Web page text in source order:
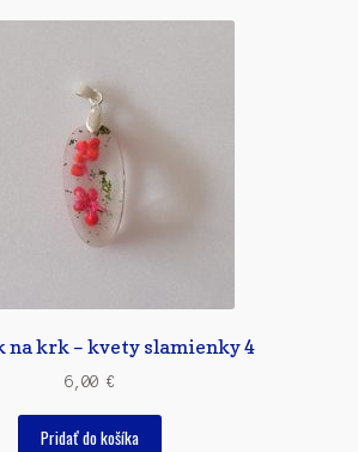
na krk – kvety slamienky 4
6,00 €
Pridať do košíka